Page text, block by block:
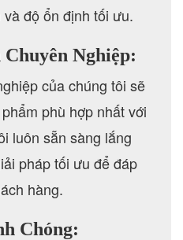
độ ổn định tối ưu.
Nghiệp:
của chúng tôi sẽ
phù hợp nhất với
luôn sẵn sàng lắng
pháp tối ưu để đáp
hàng.
Chóng: